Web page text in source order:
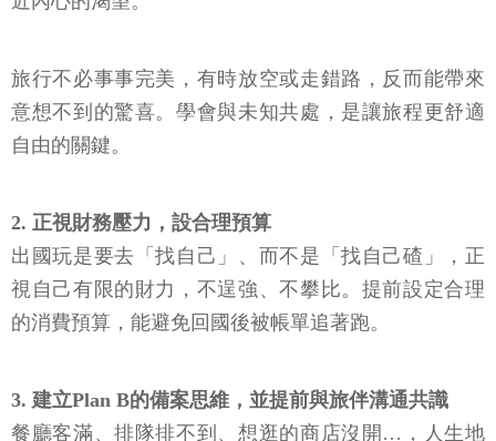
旅行不必事事完美，有時放空或走錯路，反而能帶來
2. 正視財務壓力，設合理預算
出國玩是要去「找自己」、而不是「找自己碴」，正